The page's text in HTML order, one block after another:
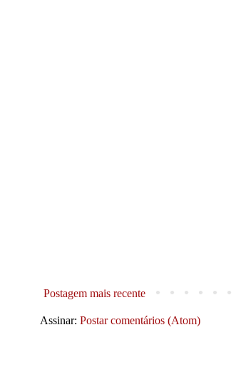
Postagem mais recente
Assinar: Postar comentários (Atom)